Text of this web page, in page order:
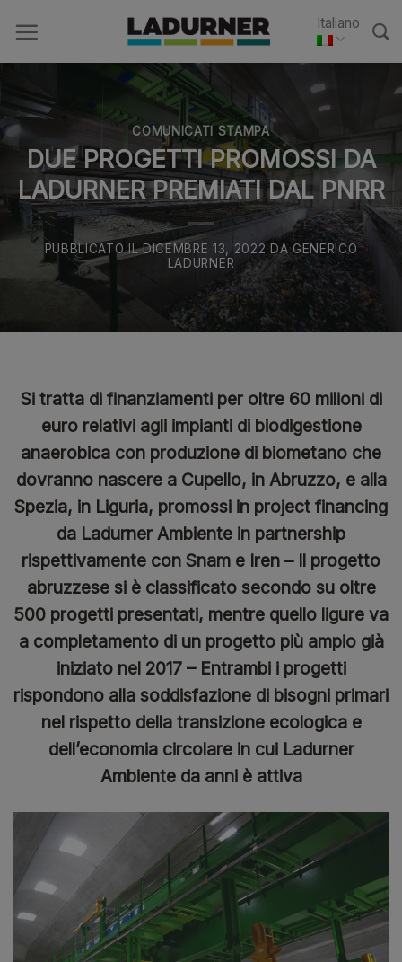
content
Italiano
COMUNICATI STAMPA
DUE PROGETTI PROMOSSI DA
LADURNER PREMIATI DAL PNRR
PUBBLICATO ILDICEMBRE 13, 2022 DAGENERICO
LADURNER
Si tratta di finanziamenti per oltre 60 milioni di
euro relativi agli impianti di biodigestione
anaerobica con produzione di biometano che
dovranno nascere a Cupello, in Abruzzo, e alla
Spezia, in Liguria, promossi in project financing
da Ladurner Ambiente in partnership
rispettivamente con Snam e Iren – Il progetto
abruzzese si è classificato secondo su oltre
500 progetti presentati, mentre quello ligure va
a completamento di un progetto più ampio già
iniziato nel 2017 – Entrambi i progetti
rispondono alla soddisfazione di bisogni primari
nel rispetto della transizione ecologica e
dell’economia circolare in cui Ladurner
Ambiente da anni è attiva